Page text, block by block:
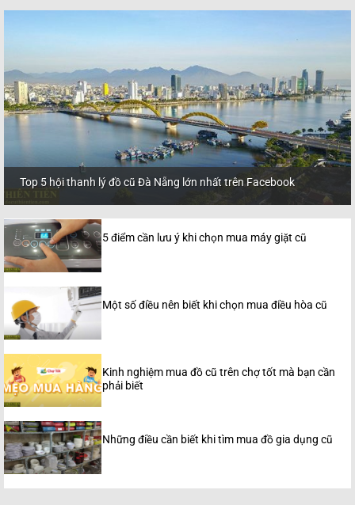
Top 5 hội thanh lý đồ cũ Đà Nẵng lớn nhất trên Facebook
5 điểm cần lưu ý khi chọn mua máy giặt cũ
Một số điều nên biết khi chọn mua điều hòa cũ
Kinh nghiệm mua đồ cũ trên chợ tốt mà bạn cần
phải biết
Những điều cần biết khi tìm mua đồ gia dụng cũ